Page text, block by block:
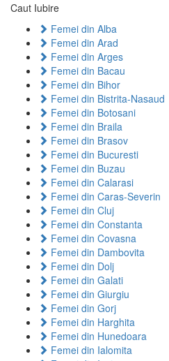
Caut Iubire
Femei din Alba
Femei din Arad
Femei din Arges
Femei din Bacau
Femei din Bihor
Femei din Bistrita-Nasaud
Femei din Botosani
Femei din Braila
Femei din Brasov
Femei din Bucuresti
Femei din Buzau
Femei din Calarasi
Femei din Caras-Severin
Femei din Cluj
Femei din Constanta
Femei din Covasna
Femei din Dambovita
Femei din Dolj
Femei din Galati
Femei din Giurgiu
Femei din Gorj
Femei din Harghita
Femei din Hunedoara
Femei din Ialomita